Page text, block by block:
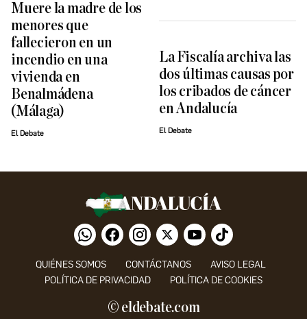
Muere la madre de los
menores que
fallecieron en un
incendio en una
vivienda en
Benalmádena
(Málaga)
El Debate
La Fiscalía archiva las
dos últimas causas por
los cribados de cáncer
en Andalucía
El Debate
QUIÉNES SOMOS CONTÁCTANOS
AVISO LEGAL
POLÍTICA DE PRIVACIDAD
POLÍTICA DE COOKIES
© eldebate.com